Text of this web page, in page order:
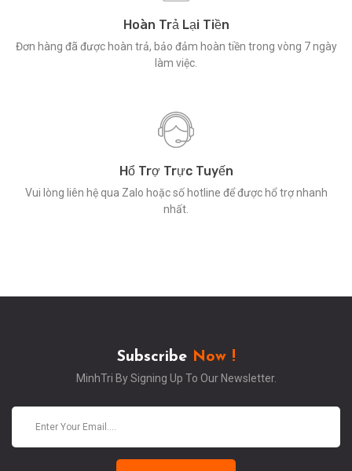
Hoàn Trả Lại Tiền
Đơn hàng đã được hoàn trả, bảo đảm hoàn tiền trong vòng 7 ngày
làm việc.
Hổ Trợ Trực Tuyến
Vui lòng liên hệ qua Zalo hoặc số hotline để được hổ trợ nhanh
nhất.
Subscribe Now !
MinhTri By Signing Up To Our Newsletter.